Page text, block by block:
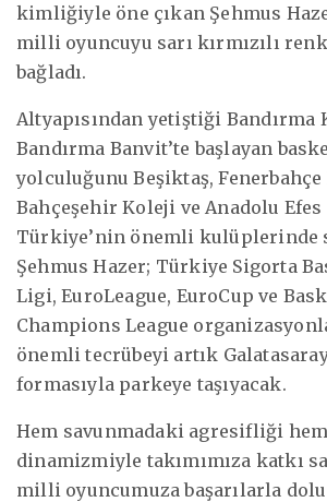
kimliğiyle öne çıkan Şehmus
milli oyuncuyu sarı kırmızılı
bağladı.
Altyapısından yetiştiği Bandırma
Bandırma Banvit’te başlayan
yolculuğunu Beşiktaş, Fenerbahçe
Bahçeşehir Koleji ve Anadolu Efes
Türkiye’nin önemli kulüplerinde
Şehmus Hazer; Türkiye Sigorta
Ligi, EuroLeague, EuroCup ve
Champions League
önemli tecrübeyi artık
formasıyla parkeye taşıyacak.
Hem savunmadaki agresifliği
dinamizmiyle takımımıza katkı
milli oyuncumuza başarılarla